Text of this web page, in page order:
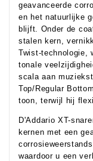
geavanceerde
en het natuurlijke
blijft. Onder de
stalen kern,
Twist-technologie,
tonale
scala aan
Top/Regular
toon, terwijl hij
D'Addario XT-
kernen met een
waardoor u een